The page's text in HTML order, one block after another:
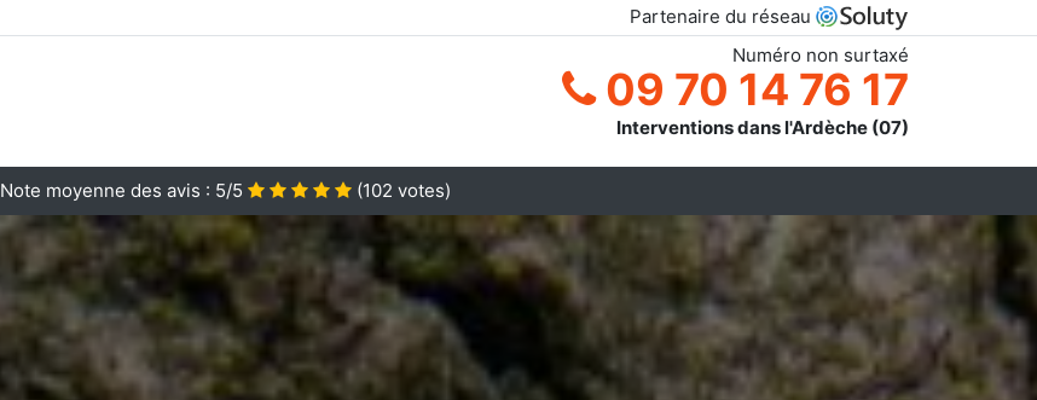
Partenaire du réseau
Numéro non surtaxé
09 70 14 76 17
Interventions dans l'Ardèche (07)
Note moyenne des avis : 5/5 (102 votes)